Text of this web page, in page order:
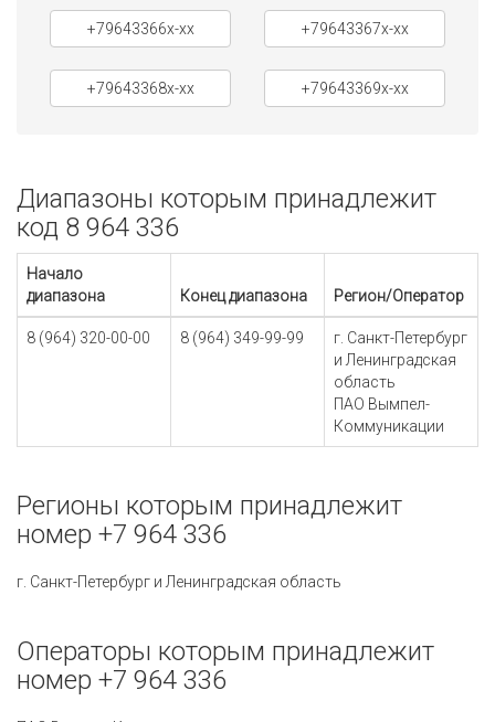
+79643366x-xx +79643367x-xx
+79643368x-xx +79643369x-xx
Диапазоны которым принадлежит
код 8 964 336
Начало
диапазона
Конец диапазона Регион/Оператор
8 (964) 320-00-00 8 (964) 349-99-99
г. Санкт-Петербург
и Ленинградская
область
ПАО Вымпел-
Коммуникации
Регионы которым принадлежит
номер +7 964 336
г. Санкт-Петербург и Ленинградская область
Операторы которым принадлежит
номер +7 964 336